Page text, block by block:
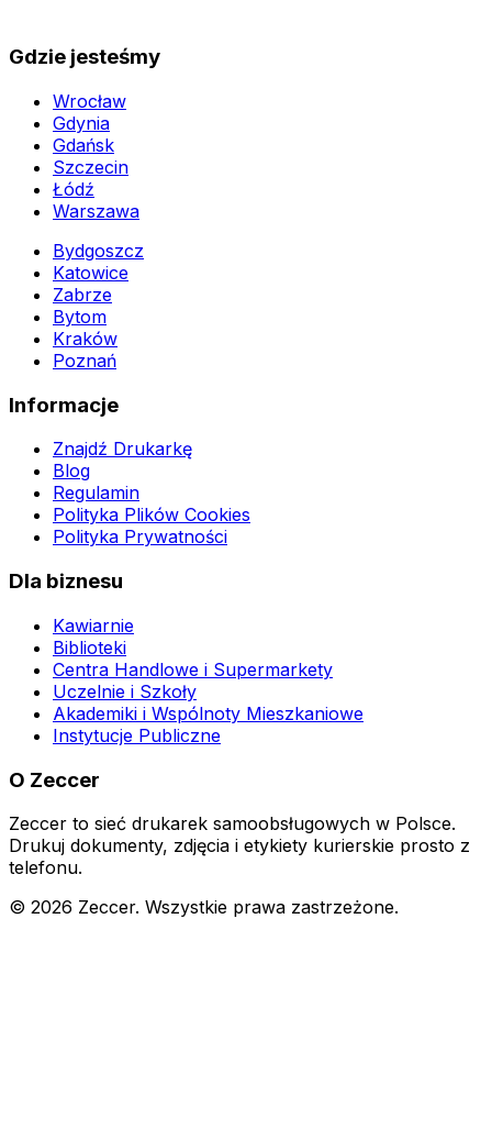
Gdzie jesteśmy
Wrocław
Gdynia
Gdańsk
Szczecin
Łódź
Warszawa
Bydgoszcz
Katowice
Zabrze
Bytom
Kraków
Poznań
Informacje
Znajdź Drukarkę
Blog
Regulamin
Polityka Plików Cookies
Polityka Prywatności
Dla biznesu
Kawiarnie
Biblioteki
Centra Handlowe i Supermarkety
Uczelnie i Szkoły
Akademiki i Wspólnoty Mieszkaniowe
Instytucje Publiczne
O Zeccer
Zeccer to sieć drukarek samoobsługowych w Polsce.
Drukuj dokumenty, zdjęcia i etykiety kurierskie prosto z
telefonu.
© 2026 Zeccer. Wszystkie prawa zastrzeżone.